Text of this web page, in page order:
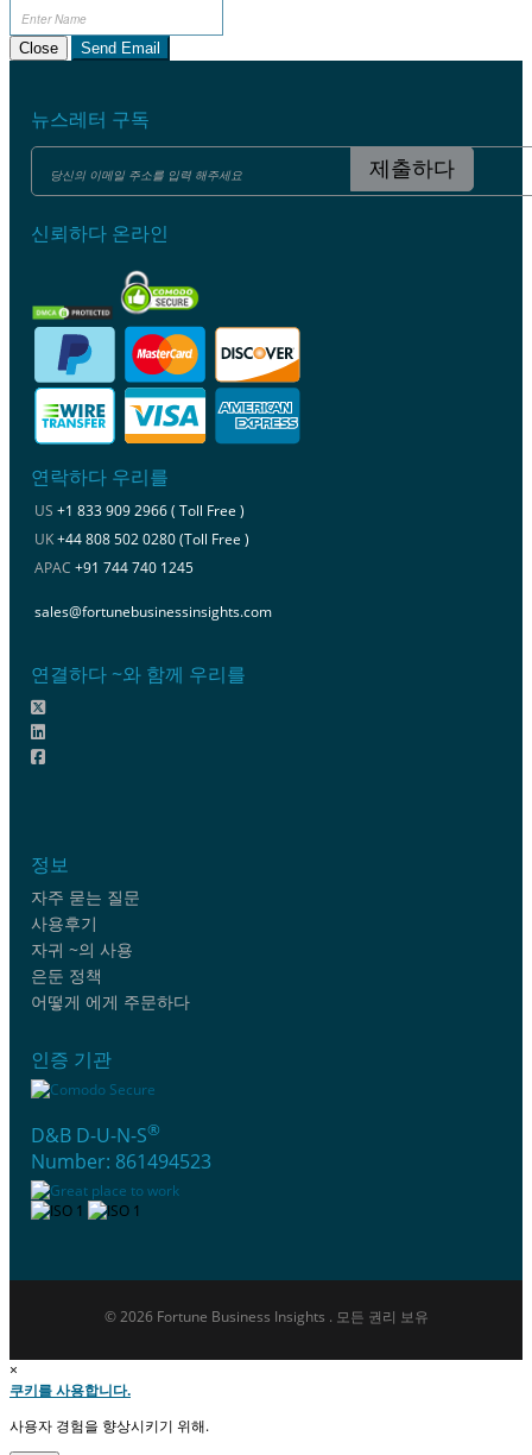
Close Send Email
뉴스레터 구독
제출하다
신뢰하다 온라인
연락하다 우리를
US +1 833 909 2966 ( Toll Free )
UK+44 808 502 0280 (Toll Free )
APAC +91 744 740 1245
sales@fortunebusinessinsights.com
연결하다 ~와 함께 우리를
정보
자주 묻는 질문
사용후기
자귀 ~의 사용
은둔 정책
어떻게 에게 주문하다
인증 기관
D&B D-U-N-S®
Number: 861494523
© 2026 Fortune Business Insights . 모든 권리 보유
×
쿠키를 사용합니다.
사용자 경험을 향상시키기 위해.